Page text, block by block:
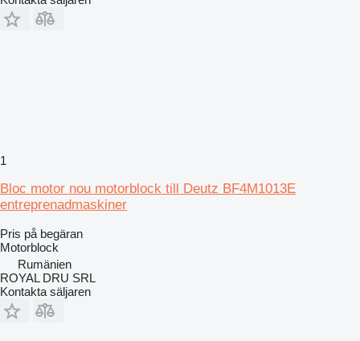
1
Bloc motor nou motorblock till Deutz BF4M1013E
entreprenadmaskiner
Pris på begäran
Motorblock
Rumänien
ROYAL DRU SRL
Kontakta säljaren